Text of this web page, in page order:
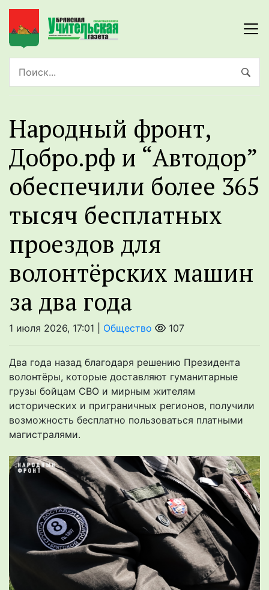
Народный фронт,
Добро.рф и “Автодор”
обеспечили более 365
тысяч бесплатных
проездов для
волонтёрских машин
за два года
1 июля 2026, 17:01 | Общество 107
Два года назад благодаря решению Президента
волонтёры, которые доставляют гуманитарные
грузы бойцам СВО и мирным жителям
исторических и приграничных регионов, получили
возможность бесплатно пользоваться платными
магистралями.